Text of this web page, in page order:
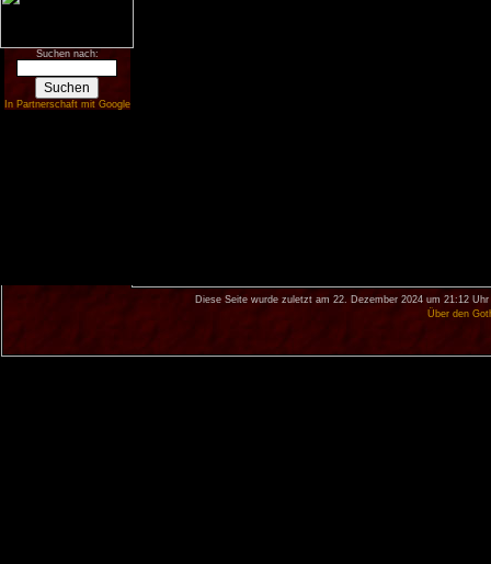
Suchen nach:
In Partnerschaft mit Google
Diese Seite wurde zuletzt am 22. Dezember 2024 um 21:12 Uhr
Über den